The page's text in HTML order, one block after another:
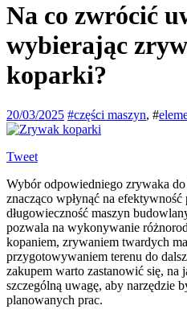
Na co zwrócić
wybierając
koparki?
20/03/2025 #części maszyn, #
Tweet
Wybór odpowiedniego zrywaka
znacząco wpłynąć na
długowieczność maszyn
pozwala na wykonywanie
kopaniem, zrywaniem twardych
przygotowywaniem terenu do
zakupem warto zastanowić się, na
szczególną uwagę, aby narzędzie
planowanych prac.